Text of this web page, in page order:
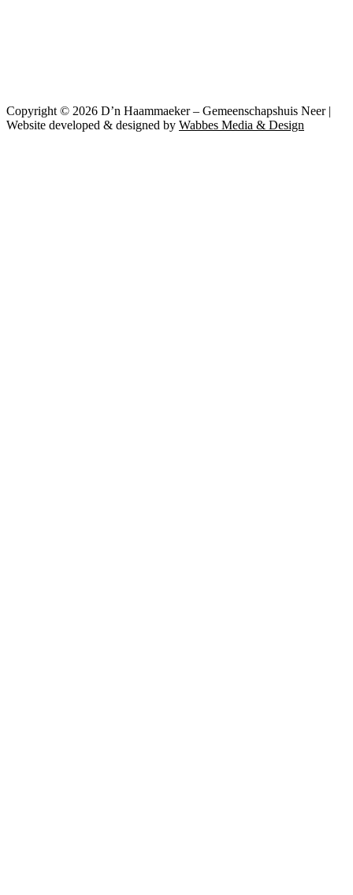
Copyright © 2026 D’n Haammaeker – Gemeenschapshuis Neer |
Website developed & designed by Wabbes Media & Design